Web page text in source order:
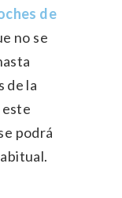
de
no se
de la
podrá